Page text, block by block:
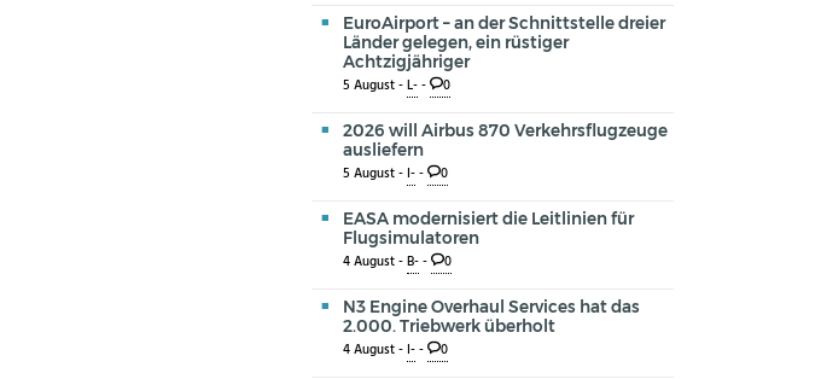
EuroAirport – an der Schnittstelle dreier
Länder gelegen, ein rüstiger
Achtzigjähriger
5 August -L-- 0
2026 will Airbus 870 Verkehrsflugzeuge
ausliefern
5 August -I-- 0
EASA modernisiert die Leitlinien für
Flugsimulatoren
4 August -B-- 0
N3 Engine Overhaul Services hat das
2.000. Triebwerk überholt
4 August -I-- 0